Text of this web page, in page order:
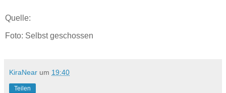
Quelle:
Foto: Selbst geschossen
KiraNear um 19:40
Teilen